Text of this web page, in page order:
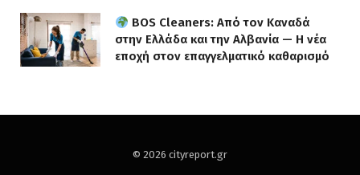
BOS Cleaners: Από τον Καναδά
στην Ελλάδα και την Αλβανία — Η νέα
εποχή στον επαγγελματικό καθαρισμό
© 2026 cityreport.gr